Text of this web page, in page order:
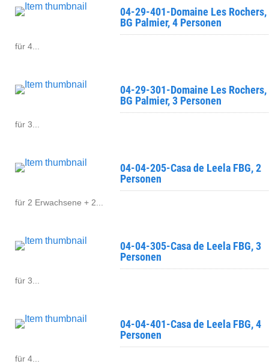
04-29-401-Domaine Les Rochers,
BG Palmier, 4 Personen
für 4...
04-29-301-Domaine Les Rochers,
BG Palmier, 3 Personen
für 3...
04-04-205-Casa de Leela FBG, 2
Personen
für 2 Erwachsene + 2...
04-04-305-Casa de Leela FBG, 3
Personen
für 3...
04-04-401-Casa de Leela FBG, 4
Personen
für 4...